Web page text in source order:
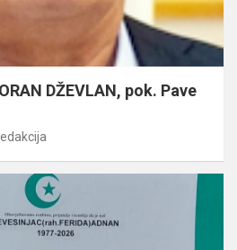
DŽEVLAN, pok. Pave